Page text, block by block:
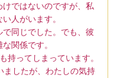
ではないのですが、私
人がいます。
同じでした。でも、彼
関係です。
持ってしまっています。
ましたが、わたしの気持